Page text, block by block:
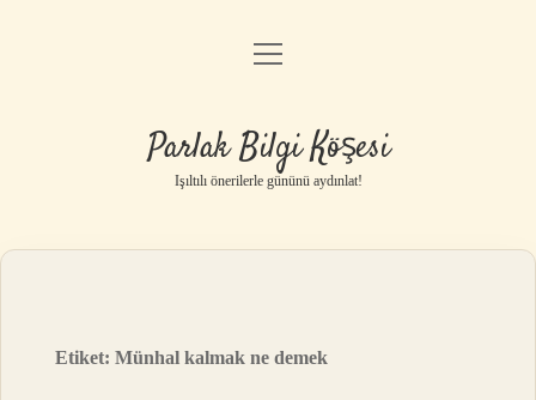
Anasayfa
Yasal Uyarı
menüyü
Parlak Bilgi Köşesi
Işıltılı önerilerle gününü aydınlat!
Etiket:Münhal kalmak ne demek